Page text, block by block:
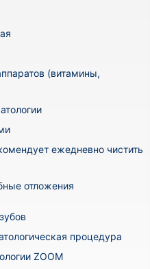
(витамины,
ежедневно чистить
отложения
процедура
ZOOM